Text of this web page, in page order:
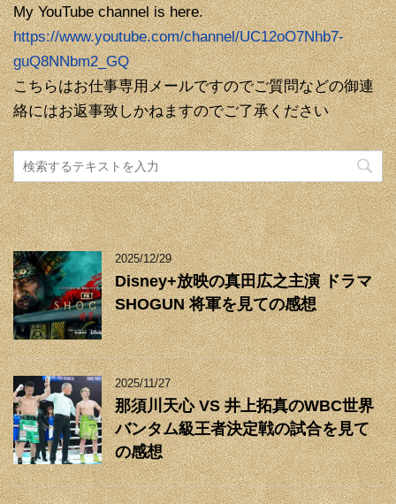
My YouTube channel is here.
https://www.youtube.com/channel/UC12oO7Nhb7-
guQ8NNbm2_GQ
こちらはお仕事専用メールですのでご質問などの御連
絡にはお返事致しかねますのでご了承ください
2025/12/29
Disney+放映の真田広之主演 ドラマ
SHOGUN 将軍を見ての感想
2025/11/27
那須川天心 VS 井上拓真のWBC世界
バンタム級王者決定戦の試合を見て
の感想